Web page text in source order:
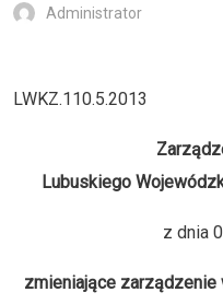
Administrator
LWKZ.110.5.2013
Lubuskiego
z dnia
zmieniające zarządzenie